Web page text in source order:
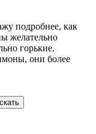
подробнее, как
желательно
горькие.
они более